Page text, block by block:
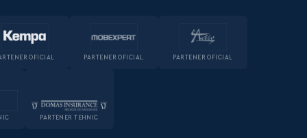
OFICIAL PARTENER OFICIAL PARTENER OFICIAL
PARTENER TEHNIC